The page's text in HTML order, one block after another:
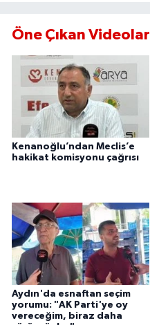
Öne Çıkan Videolar
Kenanoğlu’ndan Meclis’e
hakikat komisyonu çağrısı
Aydın'da esnaftan seçim
yorumu: "AK Parti'ye oy
vereceğim, biraz daha
YAŞAM
YEREL
AFYON
AFYONKARAHİSAR
DENİZLİ
İZMİR
KÜTAHYA
MANİSA